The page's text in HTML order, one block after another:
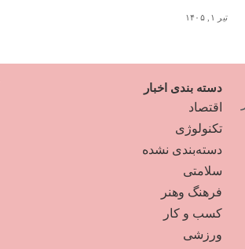
تیر ۱, ۱۴۰۵
دسته بندی اخبار
اقتصاد
تکنولوژی
دسته‌بندی نشده
سلامتی
فرهنگ وهنر
کسب و کار
ورزشی